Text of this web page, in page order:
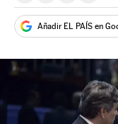
Añadir EL PAÍS en